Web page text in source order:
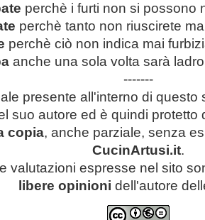
perchè i furti non si possono
perchè tanto non riuscirete
perchè ciò non indica mai
anche una sola volta sarà
-------
presente all'interno di questo
suo autore ed è quindi protetto
copia, anche parziale, senza
CucinArtusi.it.
valutazioni espresse nel sito
libere opinioni dell'autore